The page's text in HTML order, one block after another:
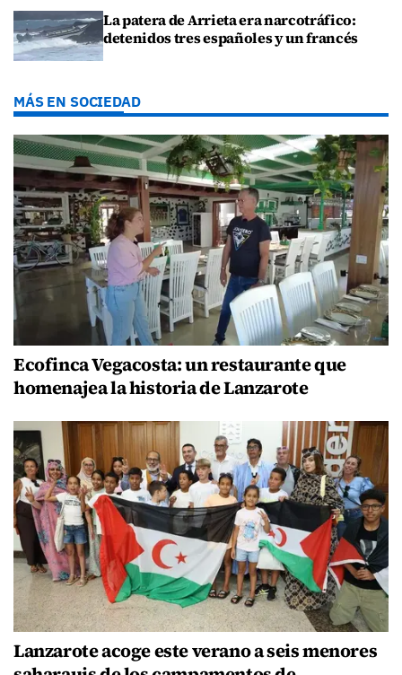
La patera de Arrieta era narcotráfico:
detenidos tres españoles y un francés
MÁS EN SOCIEDAD
Ecofinca Vegacosta: un restaurante que
homenajea la historia de Lanzarote
Lanzarote acoge este verano a seis menores